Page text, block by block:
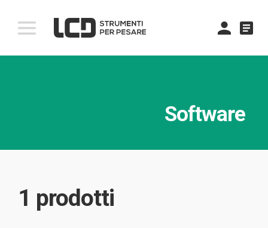
Software
1 prodotti